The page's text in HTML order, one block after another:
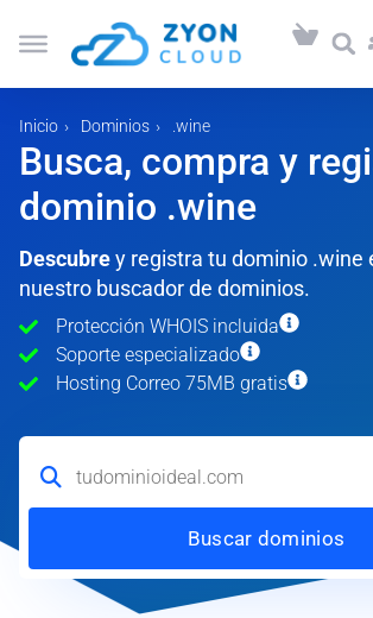
Inicio Dominios .wine
Busca, compra y
dominio .wine
Descubrey registra tu dominio .wine
nuestro buscador de dominios.
Protección WHOIS incluida
Soporte especializado
Hosting Correo 75MB gratis
Buscar dominios